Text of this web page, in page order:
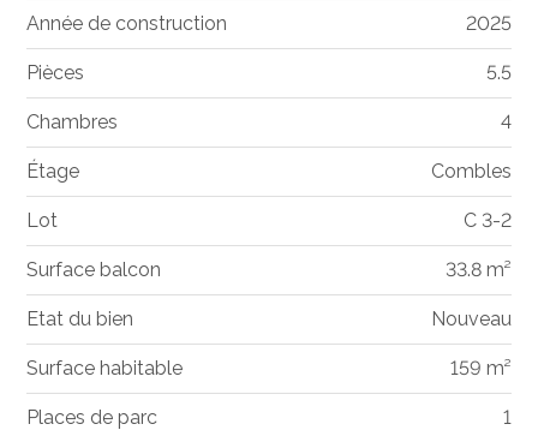
Année de construction 2025
Pièces 5.5
Chambres 4
Étage Combles
Lot C 3-2
Surface balcon 33.8 m²
Etat du bien Nouveau
Surface habitable 159 m²
Places de parc 1